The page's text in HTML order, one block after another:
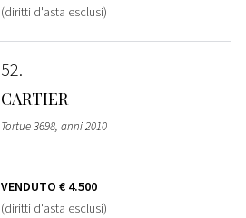
(diritti d'asta esclusi)
52
CARTIER
Tortue 3698, anni 2010
VENDUTO € 4.500
(diritti d'asta esclusi)